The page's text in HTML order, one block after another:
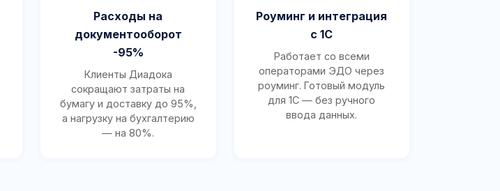
Расходы на
документооборот
-95%
Клиенты Диадока
сокращают затраты на
бумагу и доставку до 95%,
а нагрузку на бухгалтерию
— на 80%.
Роуминг и интеграция
с 1С
Работает со всеми
операторами ЭДО через
роуминг. Готовый модуль
для 1С — без ручного
ввода данных.